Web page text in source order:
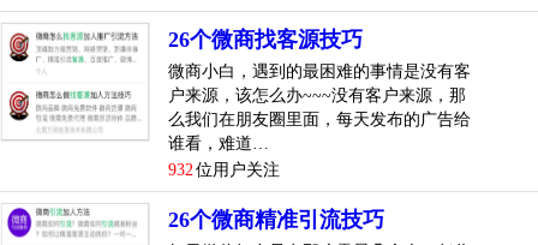
26个微商找客源技巧
微商小白，遇到的最困难的事情是没有客
户来源，该怎么办~~~没有客户来源，那
么我们在朋友圈里面，每天发布的广告给
谁看，难道…
932 位用户关注
26个微商精准引流技巧